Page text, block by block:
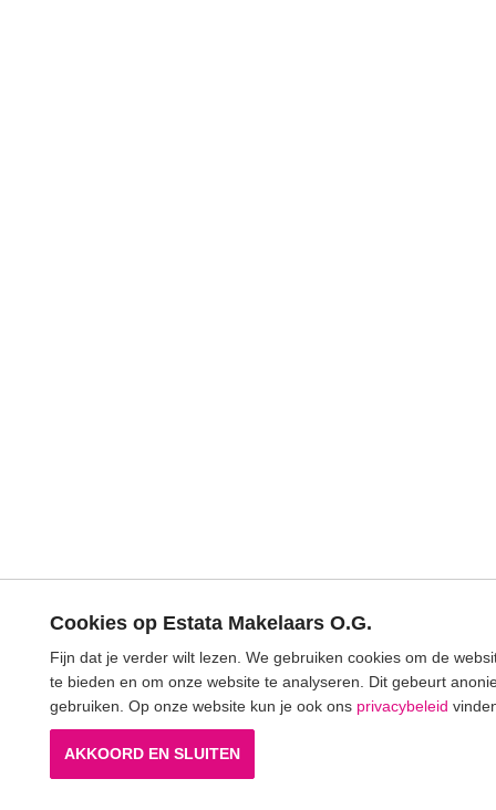
Cookies op Estata Makelaars O.G.
Fijn dat je verder wilt lezen. We gebruiken cookies om de
te bieden en om onze website te analyseren. Dit gebeurt
gebruiken. Op onze website kun je ook ons privacybeleid
AKKOORD EN SLUITEN